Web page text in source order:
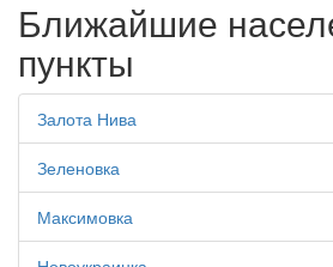
Ближайшие
пункты
Залота Нива
Зеленовка
Максимовка